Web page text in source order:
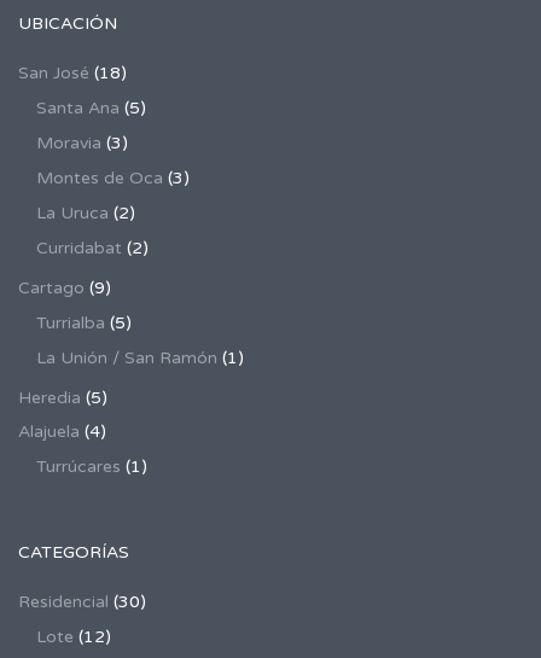
UBICACIÓN
San José (18)
Santa Ana (5)
Moravia (3)
Montes de Oca (3)
La Uruca (2)
Curridabat (2)
Cartago (9)
Turrialba (5)
La Unión / San Ramón (1)
Heredia (5)
Alajuela (4)
Turrúcares (1)
CATEGORÍAS
Residencial (30)
Lote (12)